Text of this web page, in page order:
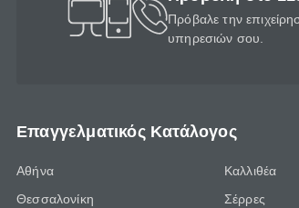
Πρόβαλε την
υπηρεσιών σου.
Επαγγελματικός Κατάλογος
Αθήνα
Θεσσαλονίκη
Καλλιθέα
Σέρρες